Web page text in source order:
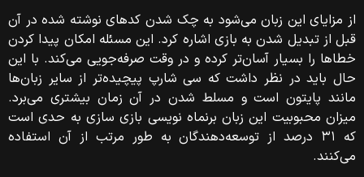
از مزایای این زبان می‌شود به چک شدن کدهای نوشته شده در آن
قبل از تبدیل شدن به بازی اشاره کرد. این مسئله امکان پیدا کردن
خطاها را بسیار آسان‌تر کرده و در وقت صرفه‌جویی می‌کند. با این
حال باید در نظر داشت که سی شارپ پیچیده‌تر از سایر زبان‌ها
مانند پایتون است و مسلط شدن در آن زمان بیشتری می‌برد.
میزان محبوبیت این زبان برنماه نویسی بازی سازی به حدی است
که ۳۱ درصد از توسعه‌دهندگان به طور مرتب از آن استفاده
می‌کنند.